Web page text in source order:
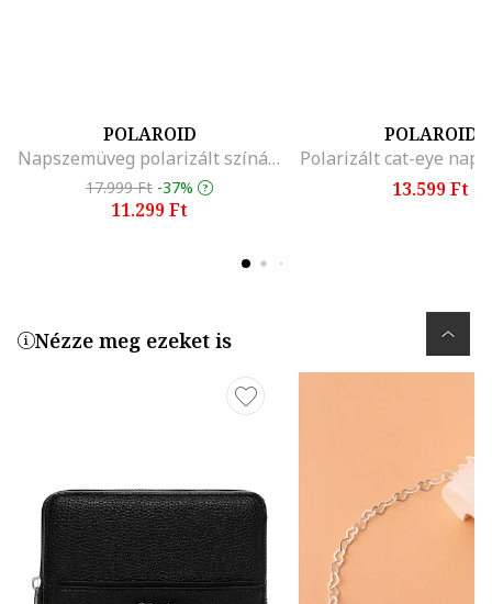
POLAROID
Napszemüveg polarizált színátmenetes lencsékkel
17.999 Ft -37%
11.299 Ft
POLAROID
Polarizált cat-eye
13.599 Ft
Nézze meg ezeket is